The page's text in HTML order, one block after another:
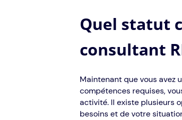
Quel statut
consultant
Maintenant que vous avez
compétences requises,
activité. Il existe plusieurs
besoins et de votre